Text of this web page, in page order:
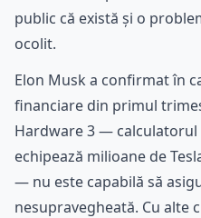
public că există și o
ocolit.
Elon Musk a confirmat în
financiare din primul
Hardware 3 —
echipează milioane de
— nu este capabilă să
nesupravegheată. Cu alte